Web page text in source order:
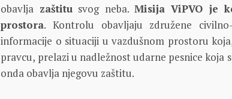
obavlja zaštitusvog neba.Misija ViPVO je
prostora. Kontrolu obavljaju združene
informacije o situaciji u vazdušnom prostoru
pravcu, prelazi u nadležnost udarne pesnice koja
onda obavlja njegovu zaštitu.